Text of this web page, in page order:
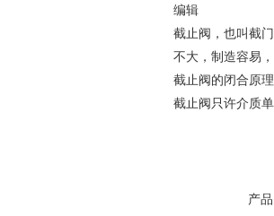
编辑
截止阀，也叫截
不大，制造容易
截止阀的闭合原
截止阀只许介质
产